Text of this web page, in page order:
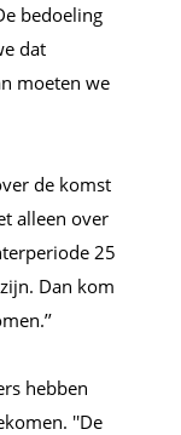
bedoeling
dat
moeten we
de komst
alleen over
25
Dan kom
hebben
''De